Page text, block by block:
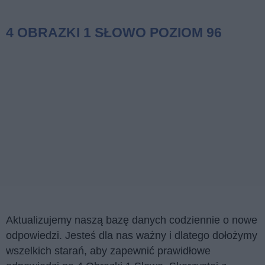
4 OBRAZKI 1 SŁOWO POZIOM 96
Aktualizujemy naszą bazę danych codziennie o nowe
odpowiedzi. Jesteś dla nas ważny i dlatego dołożymy
wszelkich starań, aby zapewnić prawidłowe